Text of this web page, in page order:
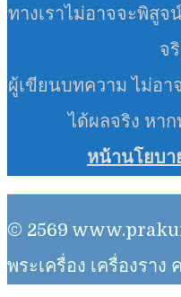
ทางเราไม่อาจจะพิสูจ
จ
ผู้เขียนบทความ ไม่อา
ได้ผลจริง หา
หน้านโยบา
© 2569
พระเครื่อง เครื่องราง